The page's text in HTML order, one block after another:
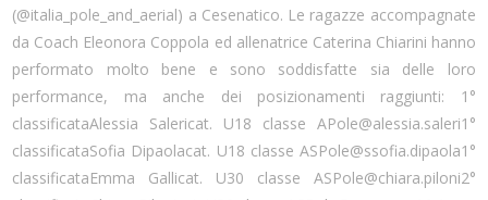
(@italia_pole_and_aerial) a Cesenatico. Le ragazze accompagnate
da Coach Eleonora Coppola ed allenatrice Caterina Chiarini hanno
performato molto bene e sono soddisfatte sia delle loro
performance, ma anche dei posizionamenti raggiunti: 1°
classificataAlessia Salericat. U18 classe APole@alessia.saleri1°
classificataSofia Dipaolacat. U18 classe ASPole@ssofia.dipaola1°
classificataEmma Gallicat. U30 classe ASPole@chiara.piloni2°